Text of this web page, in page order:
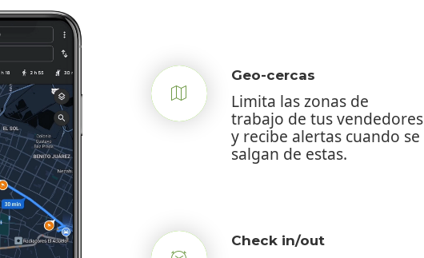
Geo-cercas
Limita las zonas de
trabajo de tus vendedores
y recibe alertas cuando se
salgan de estas.
Check in/out